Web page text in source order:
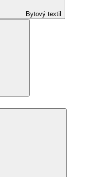
Bytový textil